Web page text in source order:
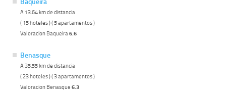
A 13.64 km de distancia
( 15 hoteles ) ( 5 apartamentos )
Valoracion Baqueira 6.6
Benasque
A 35.55 km de distancia
( 23 hoteles ) ( 3 apartamentos )
Valoracion Benasque 6.3